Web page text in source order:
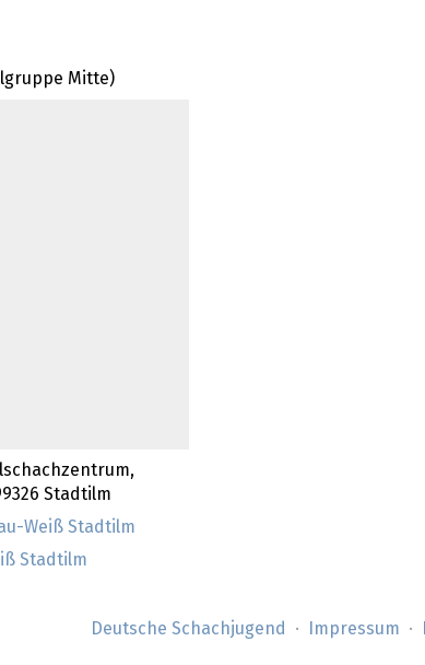
Mitte)
Stadtilm
Weiß Stadtilm
Stadtilm
Deutsche Schachjugend Impressum